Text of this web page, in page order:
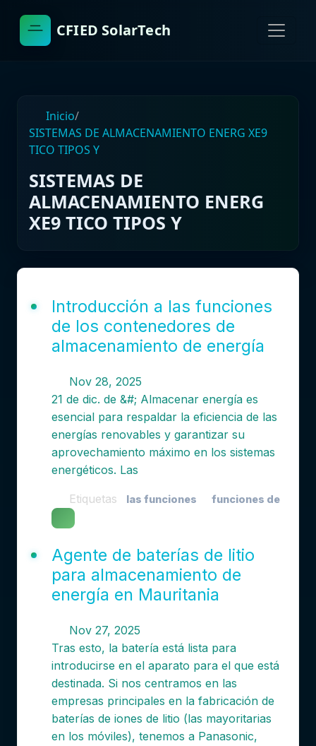
CFIED SolarTech
Inicio/
SISTEMAS DE ALMACENAMIENTO ENERG XE9
TICO TIPOS Y
SISTEMAS DE
ALMACENAMIENTO ENERG
XE9 TICO TIPOS Y
Introducción a las funciones
de los contenedores de
almacenamiento de energía
Nov 28, 2025
21 de dic. de &#; Almacenar energía es
esencial para respaldar la eficiencia de las
energías renovables y garantizar su
aprovechamiento máximo en los sistemas
energéticos. Las
Etiquetas las funciones funciones de
Agente de baterías de litio
para almacenamiento de
energía en Mauritania
Nov 27, 2025
Tras esto, la batería está lista para
introducirse en el aparato para el que está
destinada. Si nos centramos en las
empresas principales en la fabricación de
baterías de iones de litio (las mayoritarias
en los móviles), tenemos a Panasonic,